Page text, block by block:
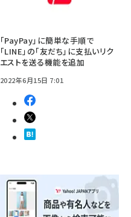
「PayPay」に簡単な手順で
「LINE」の「友だち」に支払いリク
エストを送る機能を追加
2022年6月15日 7:01